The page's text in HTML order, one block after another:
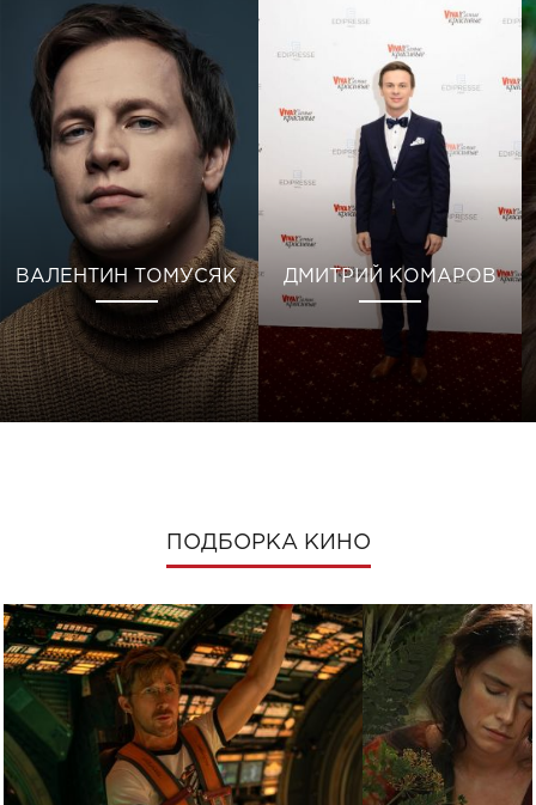
ВАЛЕНТИН ТОМУСЯК ДМИТРИЙ КОМАРОВ
ПОДБОРКА КИНО